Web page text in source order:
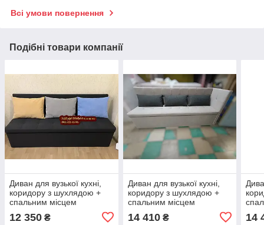
Всі умови повернення
Подібні товари компанії
Диван для вузької кухні,
коридору з шухлядою +
спальним місцем
12 350 ₴
Диван для вузької кухні,
коридору з шухлядою +
спальним місцем
14 410₴ 14